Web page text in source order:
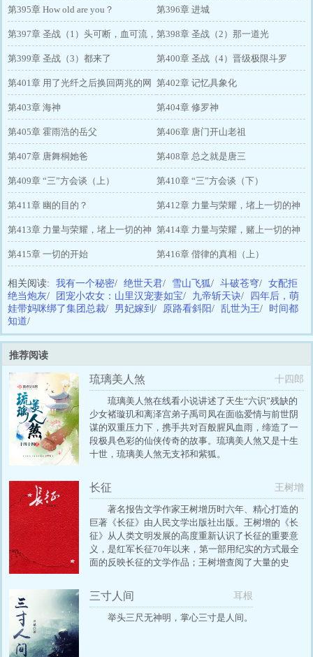
第395章 How old are you？ 第396章 进城
第397章 圣战（1）头可断，血可流，
斗罗之名不能丢
第398章 圣战（2）那一道光
第399章 圣战（3）都来了 第400章 圣战（4）晋级极限斗罗
第401章 用了光纤之后换回两兆的网
浑身不舒服
第402章 记忆具象化
第403章 海神 第404章 修罗神
第405章 霍雨浩的岳父 第406章 唐门开山老祖
第407章 唐舞桐她爸 第408章 总之就是唐三
第409章 “三”方会谈（上） 第410章 “三”方会谈（下）
第411章 幽的目的？ 第412章 力量与荣耀，堵上一切的神
圣之战！（上）
第413章 力量与荣耀，堵上一切的神
圣之战！（中）
第414章 力量与荣耀，赌上一切的神
圣之战！（下）
第415章 一切的开始 第416章 偕律的真相（上）
相关阅读: 我有一个秘密/ 绝世天君/ 雪山飞狐/ 斗破苍穹/ 女配拒
绝当炮灰/ 团宠小农女：山里汉宠妻如宝/ 九帝斩天诀/
四年后，萌
娃带妈咪绑了集团总裁/ 男妃嫁到 / 原路看斜阳/ 乱世为王/
时间都
知道/
推荐阅读
琉璃美人煞 十四郎
琉璃美人煞在线看小说讲述了天生“六识”残缺的
少女褚璇玑和离泽宫弟子禹司凤在面临爱情与前世阴
谋的双重压力下，携手共对百般腥风血雨，缔造了一
段极具色彩的仙侠传奇的故事。琉璃美人煞又是十生
十世，琉璃美人煞无支祁和紫狐。
长征 王树增
著名报告文学作家王树增历时六年、精心打造的
巨著《长征》由人民文学出版社出版。王树增的《长
征》从人类文明发展的高度重新认识了长征的重要意
义，是红军长征70年以来，第一部用纪实的方式最全
面的反映长征的文学作品；王树增查阅了大量的史
件和资料都是首次披露；在书中，作者弘扬了长征体
现出来的国家统一精神和不朽的信念力量；此外，作
者还讲述了在这一伟大壮举许多感人小事，让我们通
三寸人间 耳根
举头三尺无神明，掌心三寸是人间。